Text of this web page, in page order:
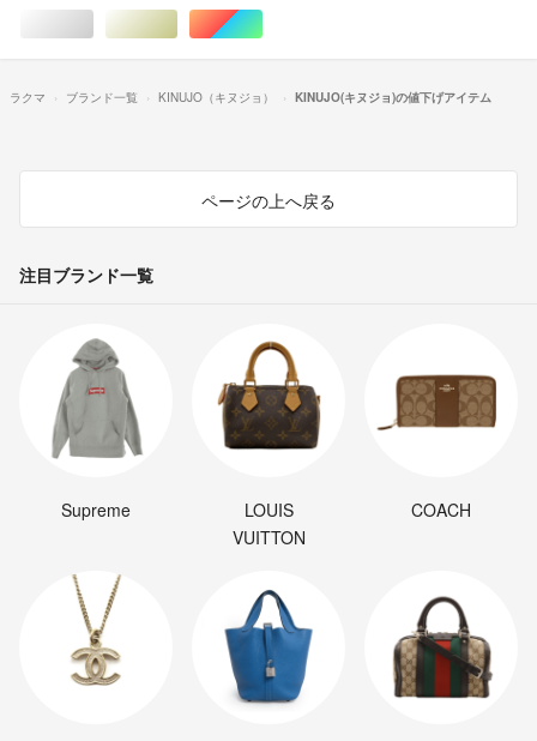
シルバー/銀色系ゴールド/金色系マルチカラー
ラクマ ブランド一覧 KINUJO（キヌジョ） KINUJO(キヌジョ)の値下げアイテム
ページの上へ戻る
注目ブランド一覧
Supreme
LOUIS
VUITTON
COACH